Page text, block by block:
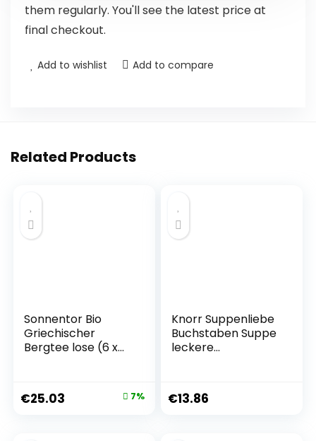
them regularly. You'll see the latest price at
final checkout.
Add to wishlist Add to compare
Related Products
Sonnentor Bio
Griechischer
Bergtee lose (6 x
€25.03 7%
Knorr Suppenliebe
Buchstaben Suppe
leckere
Zutaten 14x 3 Teller
€13.86